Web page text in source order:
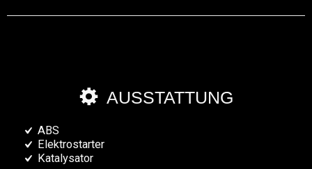
AUSSTATTUNG
ABS
Elektrostarter
Katalysator